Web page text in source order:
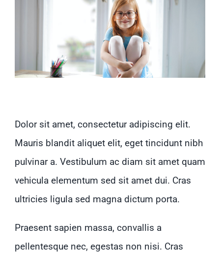
Dolor sit amet, consectetur adipiscing elit.
Mauris blandit aliquet elit, eget tincidunt nibh
pulvinar a. Vestibulum ac diam sit amet quam
vehicula elementum sed sit amet dui. Cras
ultricies ligula sed magna dictum porta.
Praesent sapien massa, convallis a
pellentesque nec, egestas non nisi. Cras